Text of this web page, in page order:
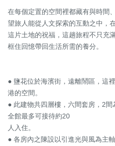
在每個定置的空間裡都藏有與時間
望旅人能從人文探索的互動之中，
這片土地的祝福，這趟旅程不只充
框住回憶帶回生活所需的養分。
● 鹽花位於海濱街，遠離鬧區，這
港的空間。
● 此建物共四層樓，六間套房，2間
全館最多可接待約20
人入住。
● 各房內之陳設以引進光與風為主